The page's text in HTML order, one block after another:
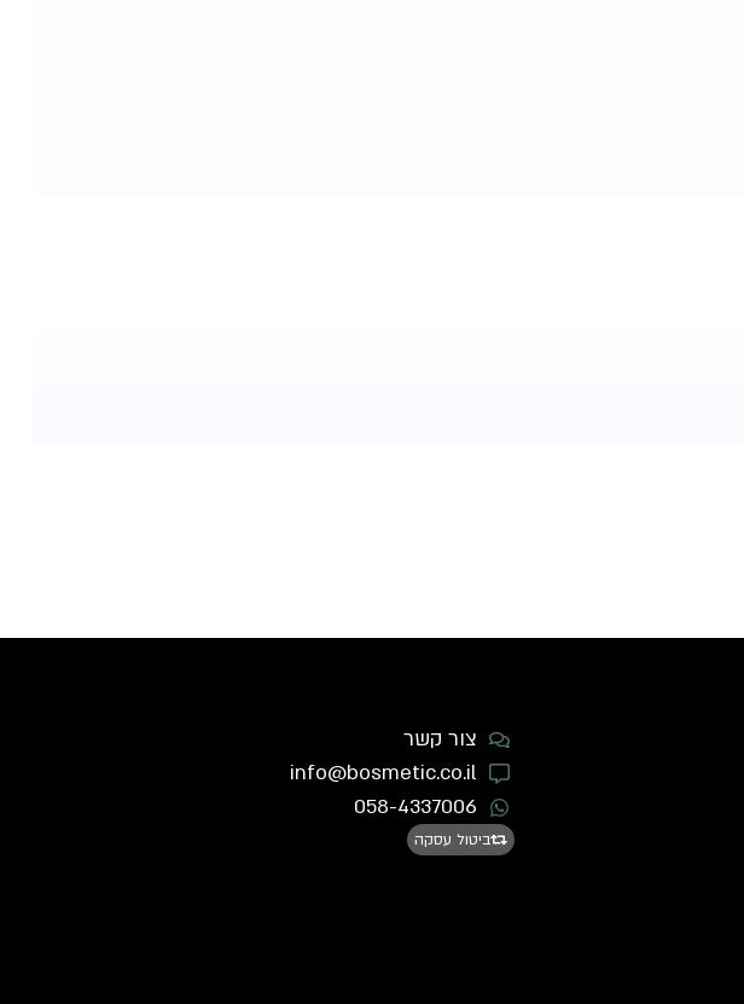
צור קשר
info@bosmetic.co.il
058-4337006
ביטול עסקה